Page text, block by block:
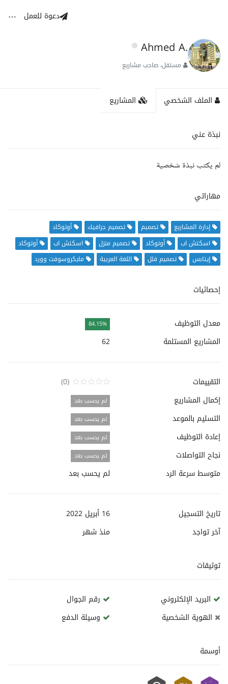
دعوة للعمل
Ahmed A.
مستقل، صاحب مشاريع
الملف الشخصي المشاريع
نبذة عني
لم يكتب نبذة شخصية
مهاراتي
إدارة المشاريع تصميم تصميم جرافيك
أوتوكاد
اسكتش اب
أوتوكاد تصميم منزل اسكتش اب
أوتوكاد
إيتابس
تصميم فلل اللغة العربية مايكروسوفت وورد
إحصائيات
معدل التوظيف 84.15%
المشاريع المستلمة 62
التقييمات
(0)
إكمال المشاريع
لم يحسب بعد
التسليم بالموعد لم يحسب بعد
إعادة التوظيف لم يحسب بعد
نجاح التواصلات لم يحسب بعد
متوسط سرعة الرد لم يحسب بعد
تاريخ التسجيل
16 أبريل 2022
آخر تواجد
منذشهر
توثيقات
البريد الإلكتروني
رقم الجوال
الهوية الشخصية
وسيلة الدفع
أوسمة